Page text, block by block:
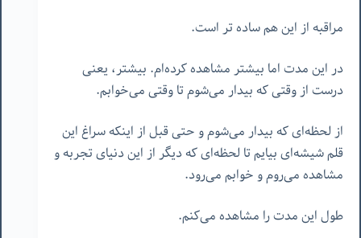
مراقبه از این هم ساده تر است.
در این مدت اما بیشتر مشاهده کرده‌ام. بیشتر، یعنی
درست از وقتی که بیدار می‌شوم تا وقتی می‌خوابم.
از لحظه‌ای که بیدار می‌شوم و حتی قبل از اینکه سراغ این
قلم شیشه‌ای بیایم تا لحظه‌ای که دیگر از این دنیای تجربه و
مشاهده می‌روم و خوابم می‌رود.
طول این مدت را مشاهده می‌کنم.